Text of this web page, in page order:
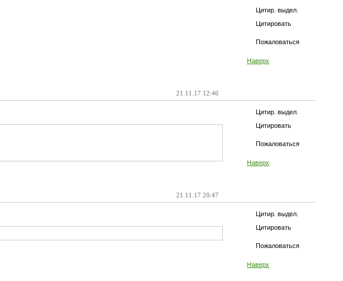
Цитир. выдел.
Цитировать
Пожаловаться
Наверх
21.11.17 12:46
Цитир. выдел.
Цитировать
Пожаловаться
Наверх
21.11.17 20:47
Цитир. выдел.
Цитировать
Пожаловаться
Наверх